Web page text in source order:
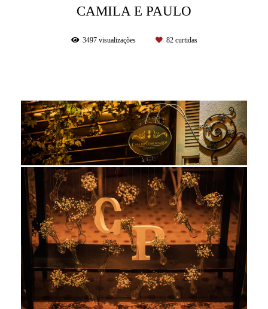
CAMILA E PAULO
3497visualizações 82curtidas